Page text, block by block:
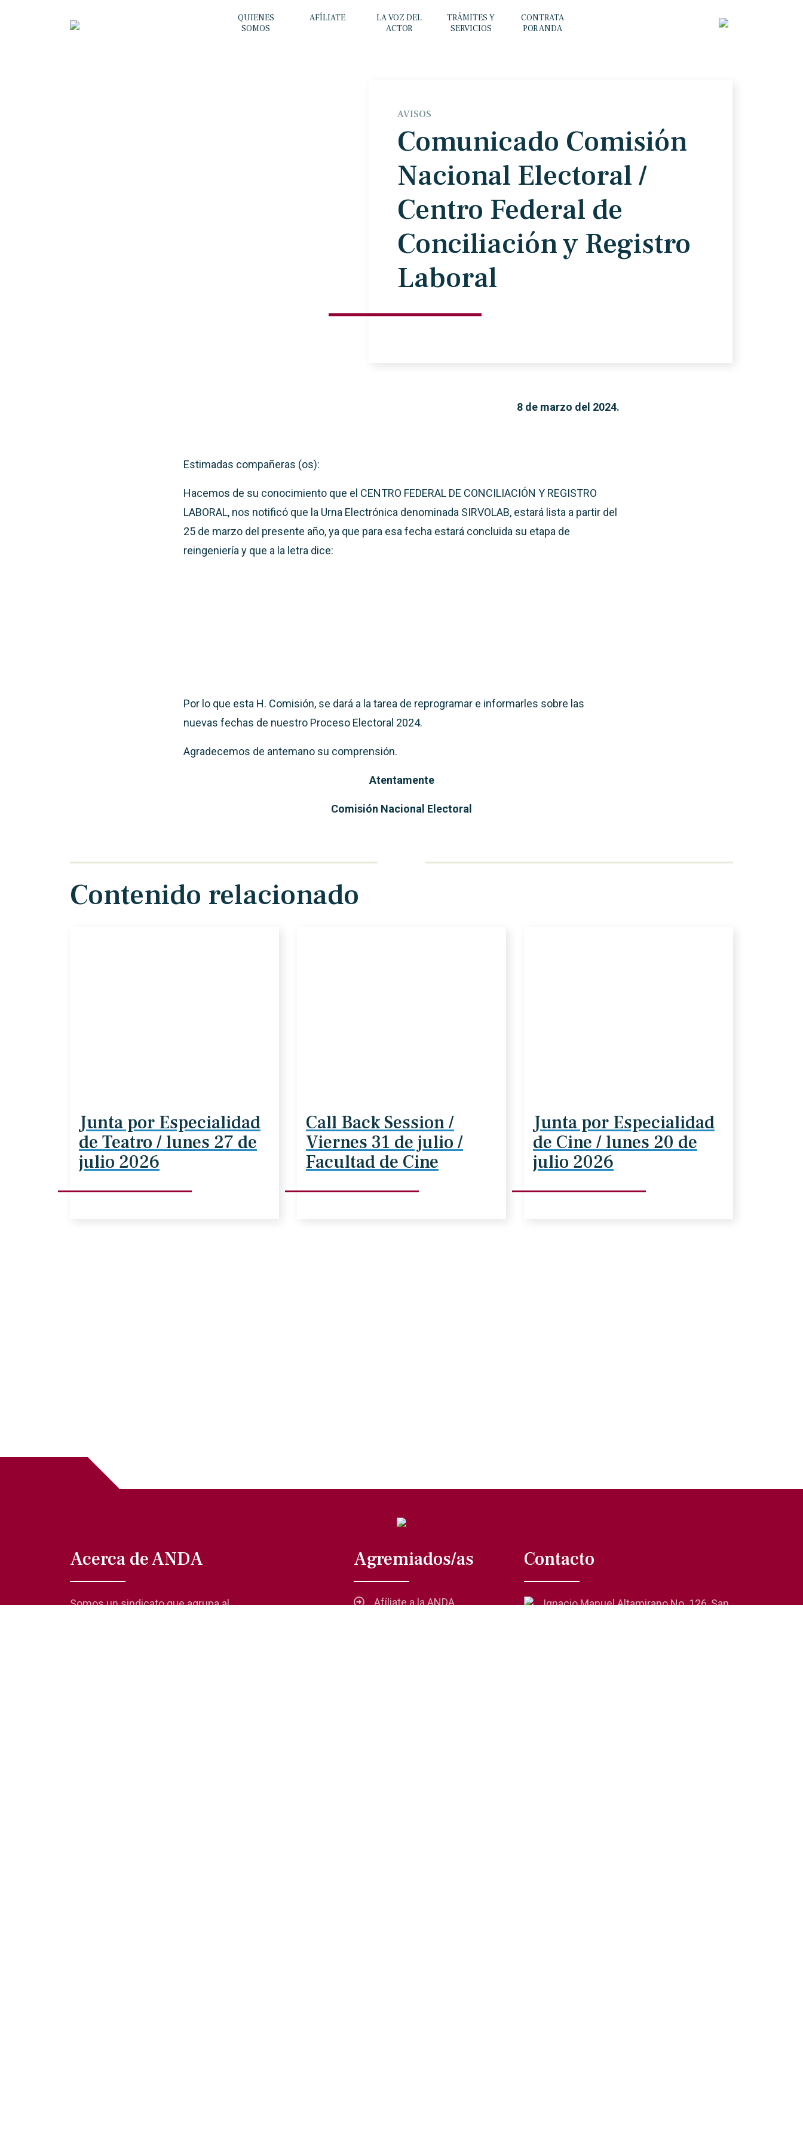
QUIENES
SOMOS
AFÍLIATE
LA VOZ DEL
ACTOR
TRÁMITES Y
SERVICIOS
CONTRATA
POR ANDA
AVISOS
Comunicado Comisión
Nacional Electoral /
Centro Federal de
Conciliación y Registro
Laboral
8 de marzo del 2024.
Estimadas compañeras (os):
Hacemos de su conocimiento que el CENTRO FEDERAL DE CONCILIACIÓN Y REGISTRO
LABORAL, nos notificó que la Urna Electrónica denominada SIRVOLAB, estará lista a partir del
25 de marzo del presente año, ya que para esa fecha estará concluida su etapa de
reingeniería y que a la letra dice:
Por lo que esta H. Comisión, se dará a la tarea de reprogramar e informarles sobre las
nuevas fechas de nuestro Proceso Electoral 2024.
Agradecemos de antemano su comprensión.
Atentamente
Comisión Nacional Electoral
Contenido relacionado
Junta por Especialidad
de Teatro / lunes 27 de
julio 2026
Call Back Session /
Viernes 31 de julio /
Facultad de Cine
Junta por Especialidad
de Cine / lunes 20 de
julio 2026
Acerca de ANDA
Somos un sindicato que agrupa al
Agremiados/as
Afíliate a la ANDA
Contacto
Ignacio Manuel Altamirano No. 126, San